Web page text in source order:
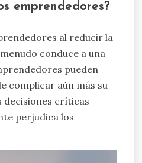
emprendedores?
al reducir la
conduce a una
pueden
complicar aún más su
decisiones críticas
perjudica los